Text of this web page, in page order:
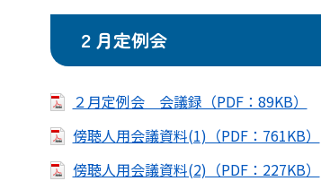
２月定例会
２月定例会 会議録（PDF：89KB）
傍聴人用会議資料(1)（PDF：761KB）
傍聴人用会議資料(2)（PDF：227KB）